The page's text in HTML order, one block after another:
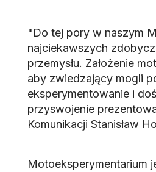
"Do tej pory w naszym
najciekawszych
przemysłu. Założenie
aby zwiedzający mogli
eksperymentowanie i
przyswojenie
Komunikacji Stanisław
Motoeksperymentarium